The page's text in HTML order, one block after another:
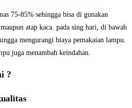
75-85% sehingga bisa di gunakan
atap kaca. pada sing hari, di bawah
mengurangi biaya pemakaian lampu.
juga menambah keindahan.
?